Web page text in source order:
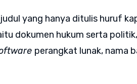
yang hanya ditulis huruf
dokumen hukum serta
perangkat lunak, nama